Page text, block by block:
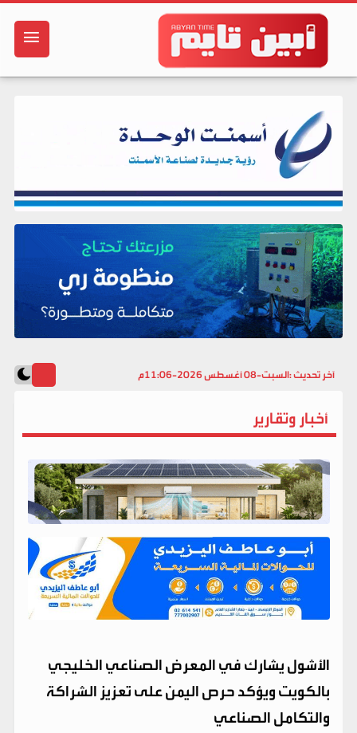
آخر تحديث :السبت-08 أغسطس 2026-11:06م
أخبار وتقارير
الأشول يشارك في المعرض الصناعي الخليجي
بالكويت ويؤكد حرص اليمن على تعزيز الشراكة
والتكامل الصناعي